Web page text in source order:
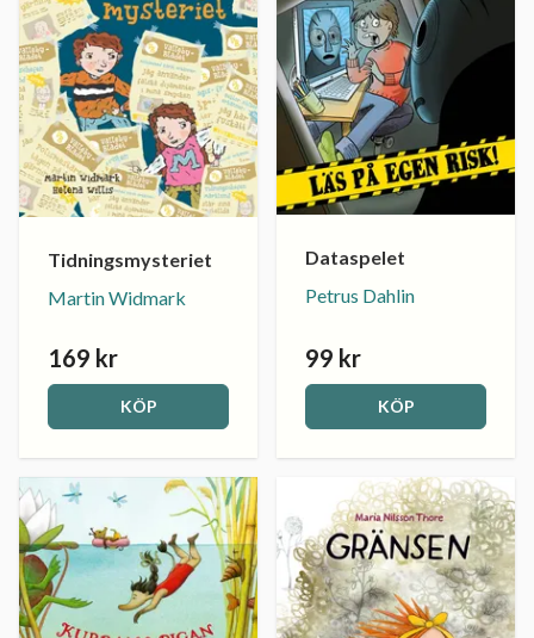
Tidningsmysteriet
Martin Widmark
169 kr
KÖP
Dataspelet
Petrus Dahlin
99 kr
KÖP